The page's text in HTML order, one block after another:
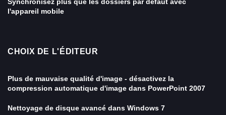
l'appareil mobile
CHOIX DE L'ÉDITEUR
Plus de mauvaise qualité d'image - désactivez la
compression automatique d'image dans PowerPoint 2007
Nettoyage de disque avancé dans Windows 7